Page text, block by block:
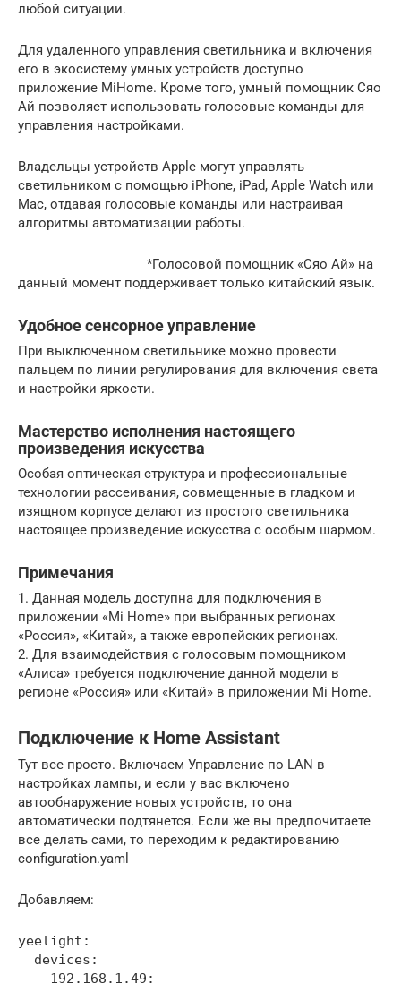
любой ситуации.
Для удаленного управления светильника и включения
его в экосистему умных устройств доступно
приложение MiHome. Кроме того, умный помощник Сяо
Ай позволяет использовать голосовые команды для
управления настройками.
Владельцы устройств Apple могут управлять
светильником с помощью iPhone, iPad, Apple Watch или
Mac, отдавая голосовые команды или настраивая
алгоритмы автоматизации работы.
*Голосовой помощник «Сяо Ай» на
данный момент поддерживает только китайский язык.
Удобное сенсорное управление
При выключенном светильнике можно провести
пальцем по линии регулирования для включения света
и настройки яркости.
Мастерство исполнения настоящего
произведения искусства
Особая оптическая структура и профессиональные
технологии рассеивания, совмещенные в гладком и
изящном корпусе делают из простого светильника
настоящее произведение искусства с особым шармом.
Примечания
1. Данная модель доступна для подключения в
приложении «Mi Home» при выбранных регионах
«Россия», «Китай», а также европейских регионах.
2. Для взаимодействия с голосовым помощником
«Алиса» требуется подключение данной модели в
регионе «Россия» или «Китай» в приложении Mi Home.
Подключение к Home Assistant
Тут все просто. Включаем Управление по LAN в
настройках лампы, и если у вас включено
автообнаружение новых устройств, то она
автоматически подтянется. Если же вы предпочитаете
все делать сами, то переходим к редактированию
configuration.yaml
Добавляем:
yeelight:
  devices:
    192.168.1.49: